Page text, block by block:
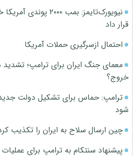
نیویورک‌تایمز: بمب
قرار داد
احتمال ازسرگیری حملات آمریکا
معمای جنگ ایران برای ترامپ؛ تشدید
خروج؟
ترامپ: حماس برای تشکیل دولت
شود
چین ارسال سلاح به ایران را تکذیب
پیشنهاد سنتکام به ترامپ برای